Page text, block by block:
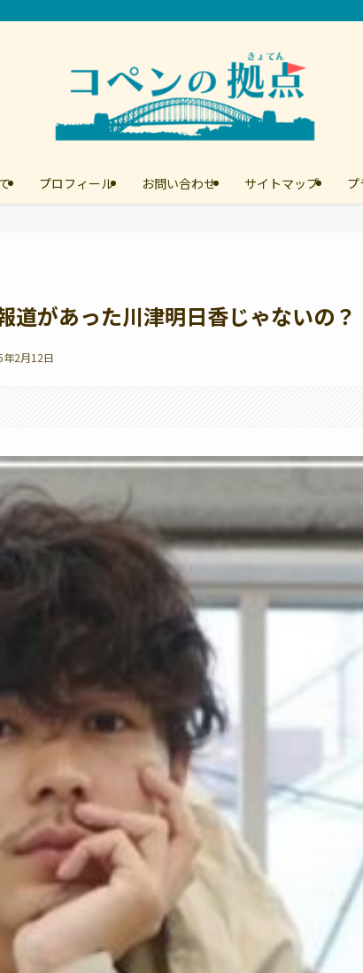
プロフィール お問い合わせ サイトマップ
道があった川津明日香じゃないの？
年2月12日